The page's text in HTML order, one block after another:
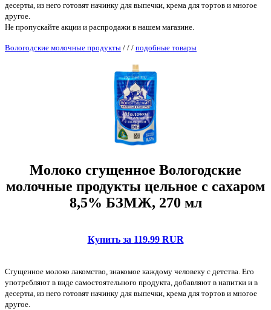
десерты, из него готовят начинку для выпечки, крема для тортов и многое
другое.
Не пропускайте акции и распродажи в нашем магазине.
Вологодские молочные продукты / / / подобные товары
Молоко сгущенное Вологодские
молочные продукты цельное с сахаром
8,5% БЗМЖ, 270 мл
Купить за 119.99 RUR
Сгущенное молоко лакомство, знакомое каждому человеку с детства. Его
употребляют в виде самостоятельного продукта, добавляют в напитки и в
десерты, из него готовят начинку для выпечки, крема для тортов и многое
другое.